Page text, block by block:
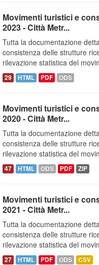
Movimenti turistici e
2023 - Città Metr...
Tutta la documentazione
consistenza delle strutture
rilevazione statistica del
29 HTML PDF ODS
Movimenti turistici e
2020 - Città Metr...
Tutta la documentazione
consistenza delle strutture
rilevazione statistica del
47 HTML ODS PDF ZIP
Movimenti turistici e
2021 - Città Metr...
Tutta la documentazione
consistenza delle strutture
rilevazione statistica del
27 HTML PDF ODS CSV